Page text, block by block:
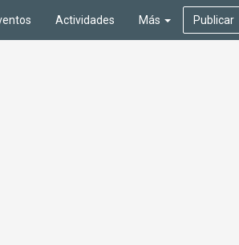
Actividades Más Publicar